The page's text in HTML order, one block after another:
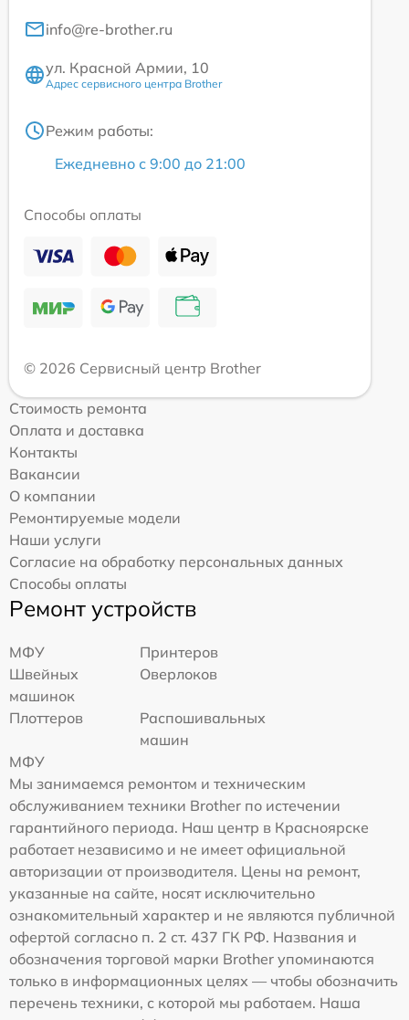
info@re-brother.ru
ул. Красной Армии, 10
Адрес сервисного центра Brother
Режим работы:
Ежедневно с 9:00 до 21:00
Способы оплаты
© 2026 Сервисный центр Brother
Стоимость ремонта
Оплата и доставка
Контакты
Вакансии
О компании
Ремонтируемые модели
Наши услуги
Согласие на обработку персональных данных
Способы оплаты
Ремонт устройств
МФУ
Принтеров
Швейных
машинок
Оверлоков
Плоттеров
Распошивальных
машин
МФУ
Мы занимаемся ремонтом и техническим
обслуживанием техники Brother по истечении
гарантийного периода. Наш центр в Красноярске
работает независимо и не имеет официальной
авторизации от производителя. Цены на ремонт,
указанные на сайте, носят исключительно
ознакомительный характер и не являются публичной
офертой согласно п. 2 ст. 437 ГК РФ. Названия и
обозначения торговой марки Brother упоминаются
только в информационных целях — чтобы обозначить
перечень техники, с которой мы работаем. Наша